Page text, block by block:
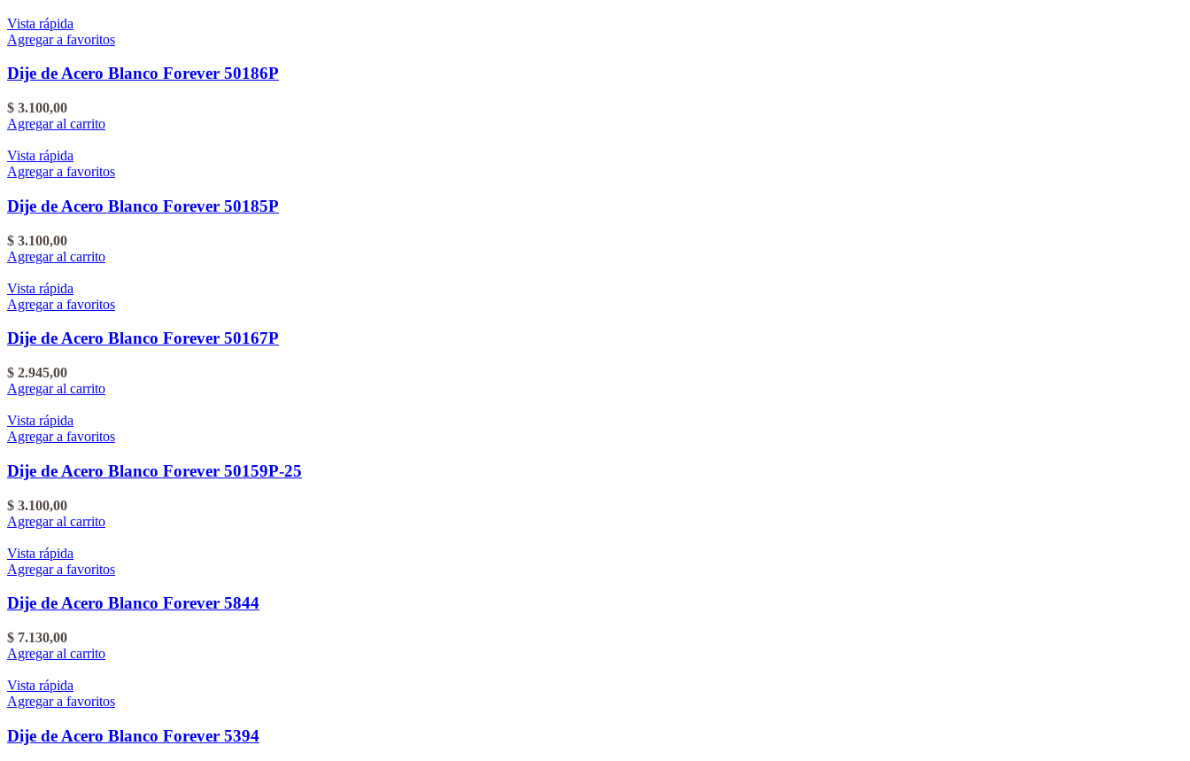
Vista rápida
Agregar a favoritos
Dije de Acero Blanco Forever 50186P
$ 3.100,00
Agregar al carrito
Vista rápida
Agregar a favoritos
Dije de Acero Blanco Forever 50185P
$ 3.100,00
Agregar al carrito
Vista rápida
Agregar a favoritos
Dije de Acero Blanco Forever 50167P
$ 2.945,00
Agregar al carrito
Vista rápida
Agregar a favoritos
Dije de Acero Blanco Forever 50159P-25
$ 3.100,00
Agregar al carrito
Vista rápida
Agregar a favoritos
Dije de Acero Blanco Forever 5844
$ 7.130,00
Agregar al carrito
Vista rápida
Agregar a favoritos
Dije de Acero Blanco Forever 5394